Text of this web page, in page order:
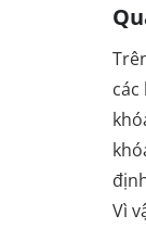
các
Vì